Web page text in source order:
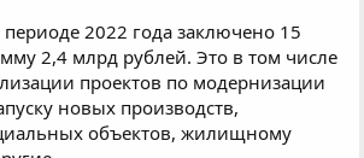
2022 года заключено 15
2,4 млрд рублей. Это в том числе
проектов по модернизации
новых производств,
объектов, жилищному